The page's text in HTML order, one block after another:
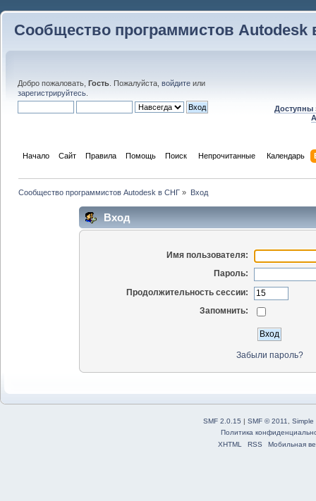
Сообщество программистов Autodesk
Добро пожаловать, Гость . Пожалуйста, войдите или
зарегистрируйтесь
Доступны
Начало Сайт Правила Помощь Поиск Непрочитанные Календарь
Сообщество программистов Autodesk в СНГ » Вход
Вход
Имя пользователя:
Пароль:
Продолжительность сессии:
Запомнить:
Забыли пароль?
SMF 2.0.15 SMF © 2011, Simple
Политика
XHTML
RSS Мобильная